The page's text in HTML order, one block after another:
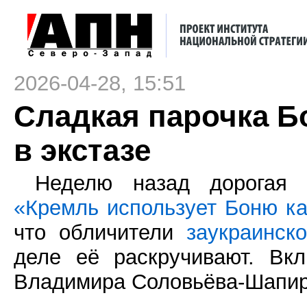
2026-04-28, 15:51
Сладкая парочка
в экстазе
Неделю назад дорогая
«Кремль использует Боню
что обличители
деле её раскручивают.
Владимира Соловьёва-